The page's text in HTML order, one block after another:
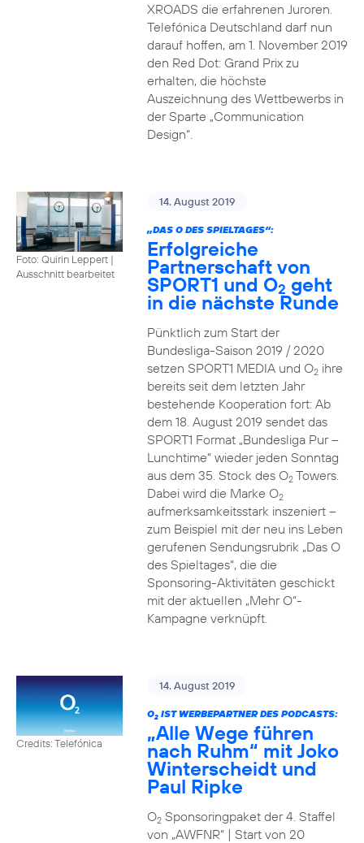
XROADS die erfahrenen Juroren.
Telefónica Deutschland darf nun
darauf hoffen, am 1. November 2019
den Red Dot: Grand Prix zu
erhalten, die höchste
Auszeichnung des Wettbewerbs in
der Sparte „Communication
Design“.
Foto: Quirin Leppert |
Ausschnitt bearbeitet
14. August 2019
„DAS O DES SPIELTAGES“:
Erfolgreiche
Partnerschaft von
SPORT1 und O2 geht
in die nächste Runde
Pünktlich zum Start der
Bundesliga-Saison 2019 / 2020
setzen SPORT1 MEDIA und O2ihre
bereits seit dem letzten Jahr
bestehende Kooperation fort: Ab
dem 18. August 2019 sendet das
SPORT1 Format „Bundesliga Pur –
Lunchtime“ wieder jeden Sonntag
aus dem 35. Stock des O2Towers.
Dabei wird die Marke O2
aufmerksamkeitsstark inszeniert –
zum Beispiel mit der neu ins Leben
gerufenen Sendungsrubrik „Das O
des Spieltages“, die die
Sponsoring-Aktivitäten geschickt
mit der aktuellen „Mehr O“-
Kampagne verknüpft.
Credits: Telefónica
14. August 2019
O2IST WERBEPARTNER DES PODCASTS:
„Alle Wege führen
nach Ruhm“ mit Joko
Winterscheidt und
Paul Ripke
O2Sponsoringpaket der 4. Staffel
von „AWFNR“ | Start von 20